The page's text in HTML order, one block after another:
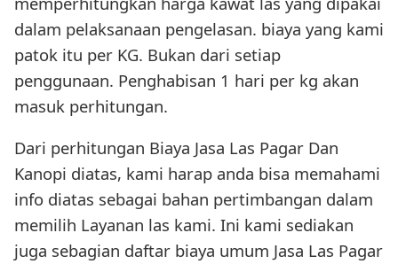
dalam pelaksanaan pengelasan. biaya yang kami
patok itu per KG. Bukan dari setiap
penggunaan. Penghabisan 1 hari per kg akan
masuk perhitungan.
Dari perhitungan Biaya Jasa Las Pagar Dan
Kanopi diatas, kami harap anda bisa memahami
info diatas sebagai bahan pertimbangan dalam
memilih Layanan las kami. Ini kami sediakan
juga sebagian daftar biaya umum Jasa Las Pagar